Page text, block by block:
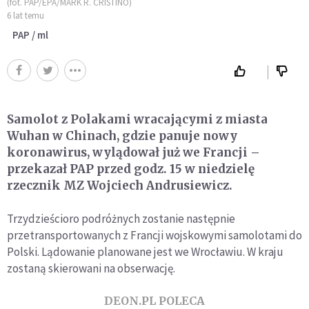
6 lat temu
PAP / ml
Samolot z Polakami wracającymi z miasta
Wuhan w Chinach, gdzie panuje nowy
koronawirus, wylądował już we Francji –
przekazał PAP przed godz. 15 w niedzielę
rzecznik MZ Wojciech Andrusiewicz.
Trzydzieścioro podróżnych zostanie następnie
przetransportowanych z Francji wojskowymi samolotami do
Polski. Lądowanie planowane jest we Wrocławiu. W kraju
zostaną skierowani na obserwację.
DEON.PL POLECA